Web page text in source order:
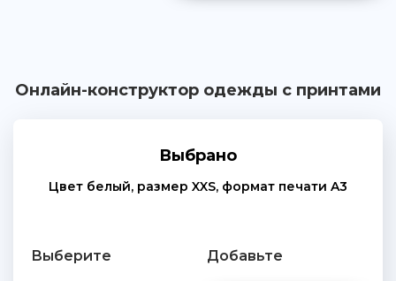
Онлайн-конструктор одежды с принтами
Выбрано
Цвет белый, размер XXS, формат печати A3
Выберите Добавьте